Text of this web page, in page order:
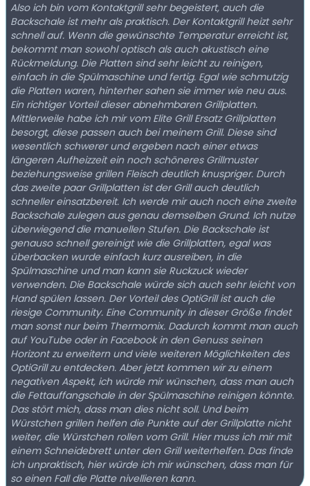
Also ich bin vom Kontaktgrill sehr begeistert, auch die
Backschale ist mehr als praktisch. Der Kontaktgrill heizt sehr
schnell auf. Wenn die gewünschte Temperatur erreicht ist,
bekommt man sowohl optisch als auch akustisch eine
Rückmeldung. Die Platten sind sehr leicht zu reinigen,
einfach in die Spülmaschine und fertig. Egal wie schmutzig
die Platten waren, hinterher sahen sie immer wie neu aus.
Ein richtiger Vorteil dieser abnehmbaren Grillplatten.
Mittlerweile habe ich mir vom Elite Grill Ersatz Grillplatten
besorgt, diese passen auch bei meinem Grill. Diese sind
wesentlich schwerer und ergeben nach einer etwas
längeren Aufheizzeit ein noch schöneres Grillmuster
beziehungsweise grillen Fleisch deutlich knuspriger. Durch
das zweite paar Grillplatten ist der Grill auch deutlich
schneller einsatzbereit. Ich werde mir auch noch eine zweite
Backschale zulegen aus genau demselben Grund. Ich nutze
überwiegend die manuellen Stufen. Die Backschale ist
genauso schnell gereinigt wie die Grillplatten, egal was
überbacken wurde einfach kurz ausreiben, in die
Spülmaschine und man kann sie Ruckzuck wieder
verwenden. Die Backschale würde sich auch sehr leicht von
Hand spülen lassen. Der Vorteil des OptiGrill ist auch die
riesige Community. Eine Community in dieser Größe findet
man sonst nur beim Thermomix. Dadurch kommt man auch
auf YouTube oder in Facebook in den Genuss seinen
Horizont zu erweitern und viele weiteren Möglichkeiten des
OptiGrill zu entdecken. Aber jetzt kommen wir zu einem
negativen Aspekt, ich würde mir wünschen, dass man auch
die Fettauffangschale in der Spülmaschine reinigen könnte.
Das stört mich, dass man dies nicht soll. Und beim
Würstchen grillen helfen die Punkte auf der Grillplatte nicht
weiter, die Würstchen rollen vom Grill. Hier muss ich mir mit
einem Schneidebrett unter den Grill weiterhelfen. Das finde
ich unpraktisch, hier würde ich mir wünschen, dass man für
so einen Fall die Platte nivellieren kann.